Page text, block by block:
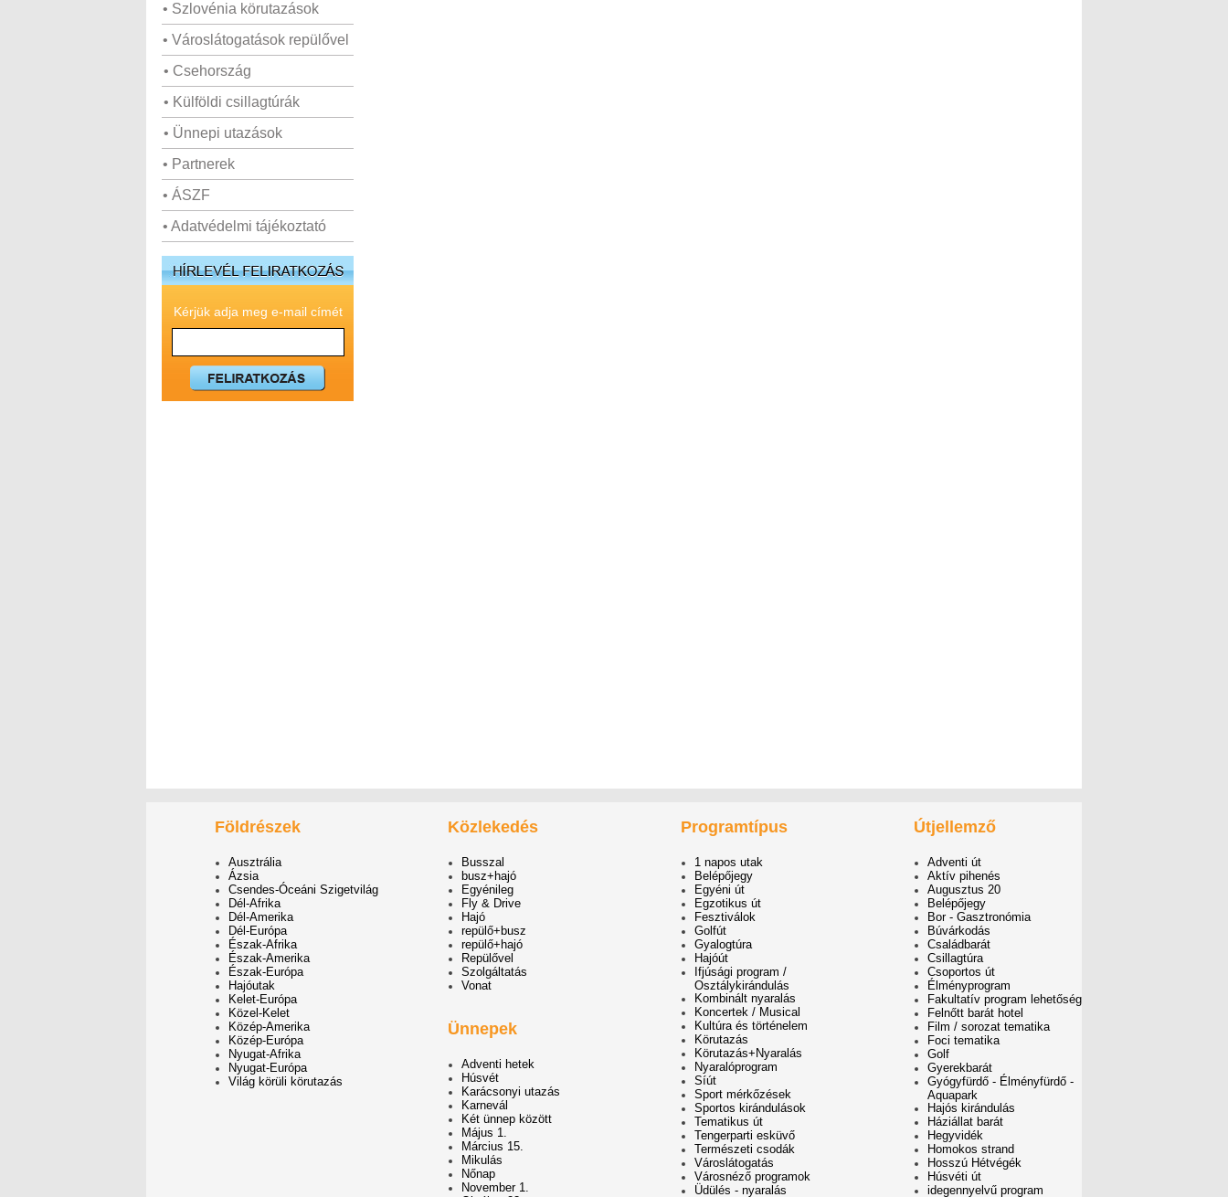
• Szlovénia körutazások
• Városlátogatások repülővel
• Csehország
• Külföldi csillagtúrák
• Ünnepi utazások
• Partnerek
• ÁSZF
• Adatvédelmi tájékoztató
Kérjük adja meg e-mail címét
Földrészek
Ausztrália
Ázsia
Csendes-Óceáni Szigetvilág
Dél-Afrika
Dél-Amerika
Dél-Európa
Észak-Afrika
Észak-Amerika
Észak-Európa
Hajóutak
Kelet-Európa
Közel-Kelet
Közép-Amerika
Közép-Európa
Nyugat-Afrika
Nyugat-Európa
Világ körüli körutazás
Közlekedés
Busszal
busz+hajó
Egyénileg
Fly & Drive
Hajó
repülő+busz
repülő+hajó
Repülővel
Szolgáltatás
Vonat
Ünnepek
Adventi hetek
Húsvét
Karácsonyi utazás
Karnevál
Két ünnep között
Május 1.
Március 15.
Mikulás
Nőnap
November 1.
Programtípus
1 napos utak
Belépőjegy
Egyéni út
Egzotikus út
Fesztiválok
Golfút
Gyalogtúra
Hajóút
Ifjúsági program /
Osztálykirándulás
Kombinált nyaralás
Koncertek / Musical
Kultúra és történelem
Körutazás
Körutazás+Nyaralás
Nyaralóprogram
Síút
Sport mérkőzések
Sportos kirándulások
Tematikus út
Tengerparti esküvő
Természeti csodák
Városlátogatás
Városnéző programok
Üdülés - nyaralás
Útjellemző
Adventi út
Aktív pihenés
Augusztus 20
Belépőjegy
Bor - Gasztronómia
Búvárkodás
Családbarát
Csillagtúra
Csoportos út
Élményprogram
Fakultatív program lehetőség
Felnőtt barát hotel
Film / sorozat tematika
Foci tematika
Golf
Gyerekbarát
Gyógyfürdő - Élményfürdő -
Aquapark
Hajós kirándulás
Háziállat barát
Hegyvidék
Homokos strand
Hosszú Hétvégék
Húsvéti út
idegennyelvű program